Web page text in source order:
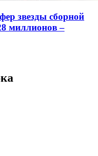
звезды сборной
миллионов –